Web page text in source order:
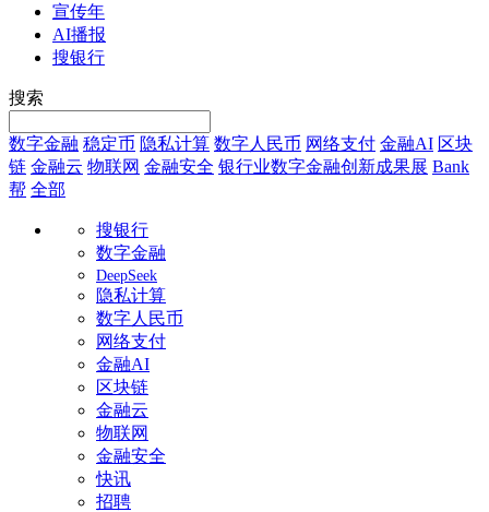
宣传年
AI播报
搜银行
搜索
数字金融 稳定币 隐私计算 数字人民币 网络支付 金融AI 区块
链 金融云 物联网 金融安全 银行业数字金融创新成果展 Bank
帮 全部
搜银行
数字金融
DeepSeek
隐私计算
数字人民币
网络支付
金融AI
区块链
金融云
物联网
金融安全
快讯
招聘